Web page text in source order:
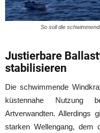
So soll die
Justierbare
stabilisieren
Die schwimmende
küstennahe Nutzung
Artverwandten. Allerdings
starken Wellengang, dem